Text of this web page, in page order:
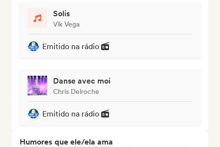
Solis
Vik Vega
Emitido na rádio
Danse avec moi
Chris Delroche
Emitido na rádio
Humores que ele/ela ama